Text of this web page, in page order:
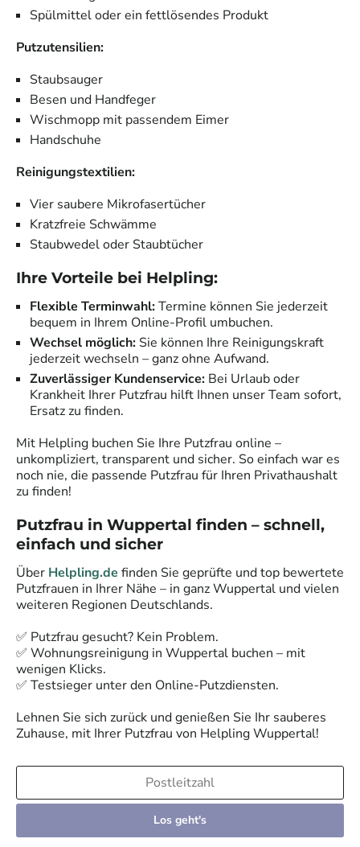
Spülmittel oder ein fettlösendes Produkt
Putzutensilien:
Staubsauger
Besen und Handfeger
Wischmopp mit passendem Eimer
Handschuhe
Reinigungstextilien:
Vier saubere Mikrofasertücher
Kratzfreie Schwämme
Staubwedel oder Staubtücher
Ihre Vorteile bei Helpling:
Flexible Terminwahl:Termine können Sie jederzeit
bequem in Ihrem Online-Profil umbuchen.
Wechsel möglich: Sie können Ihre Reinigungskraft
jederzeit wechseln – ganz ohne Aufwand.
Zuverlässiger Kundenservice: Bei Urlaub oder
Krankheit Ihrer Putzfrau hilft Ihnen unser Team sofort,
Ersatz zu finden.
Mit Helpling buchen Sie Ihre Putzfrau online –
unkompliziert, transparent und sicher. So einfach war es
noch nie, die passende Putzfrau für Ihren Privathaushalt
zu finden!
Putzfrau in Wuppertal finden – schnell,
einfach und sicher
Über Helpling.de finden Sie geprüfte und top bewertete
Putzfrauen in Ihrer Nähe – in ganzWuppertal und vielen
weiteren Regionen Deutschlands.
✅ Putzfrau gesucht? Kein Problem.
✅ Wohnungsreinigung in Wuppertal buchen – mit
wenigen Klicks.
✅ Testsieger unter den Online-Putzdiensten.
Lehnen Sie sich zurück und genießen Sie Ihr sauberes
Zuhause, mit Ihrer Putzfrau von HelplingWuppertal!
Los geht's